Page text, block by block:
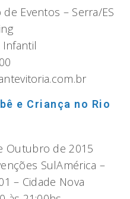
Eventos – Serra/ES
Infantil
e Criança no Rio
Outubro de 2015
SulAmérica –
– Cidade Nova